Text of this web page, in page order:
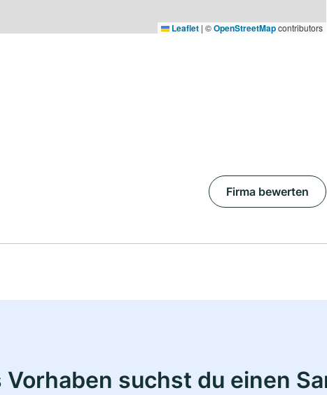
Leaflet | ©OpenStreetMapcontributors
Firma bewerten
Vorhaben suchst du einen